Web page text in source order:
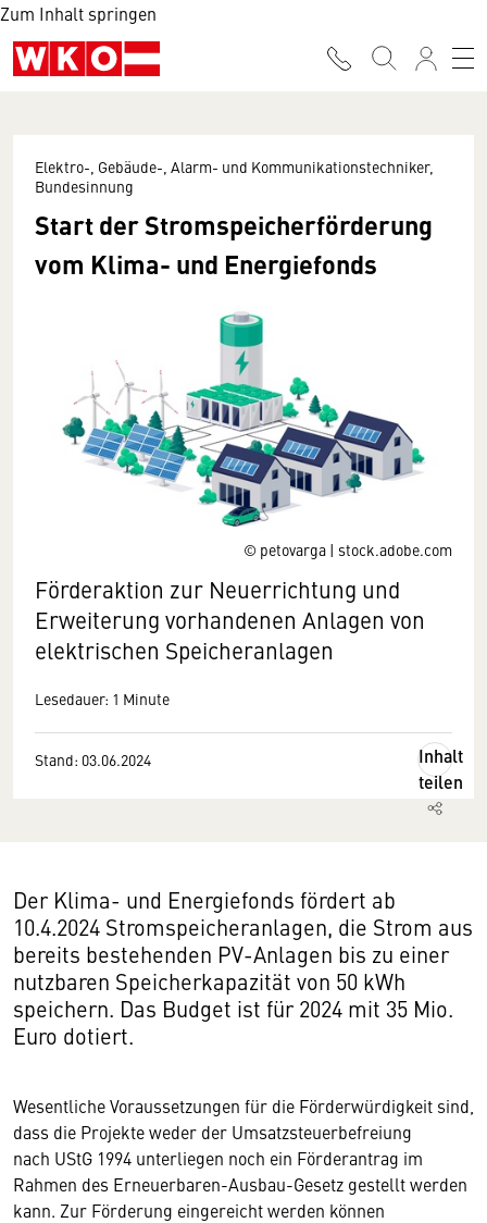
Zum Inhalt springen
© petovarga | stock.adobe.com
Elektro-, Gebäude-, Alarm- und Kommunikationstechniker,
Bundesinnung
Start der Stromspeicherförderung
vom Klima- und Energiefonds
Förderaktion zur Neuerrichtung und
Erweiterung vorhandenen Anlagen von
elektrischen Speicheranlagen
Lesedauer: 1 Minute
Stand: 03.06.2024
Inhalt
teilen
Der Klima- und Energiefonds fördert ab
10.4.2024 Stromspeicheranlagen, die Strom aus
bereits bestehenden PV-Anlagen bis zu einer
nutzbaren Speicherkapazität von 50 kWh
speichern. Das Budget ist für 2024 mit 35 Mio.
Euro dotiert.
Wesentliche Voraussetzungen für die Förderwürdigkeit sind,
dass die Projekte weder der Umsatzsteuerbefreiung
nach UStG 1994 unterliegen noch ein Förderantrag im
Rahmen des Erneuerbaren-Ausbau-Gesetz gestellt werden
kann. Zur Förderung eingereicht werden können